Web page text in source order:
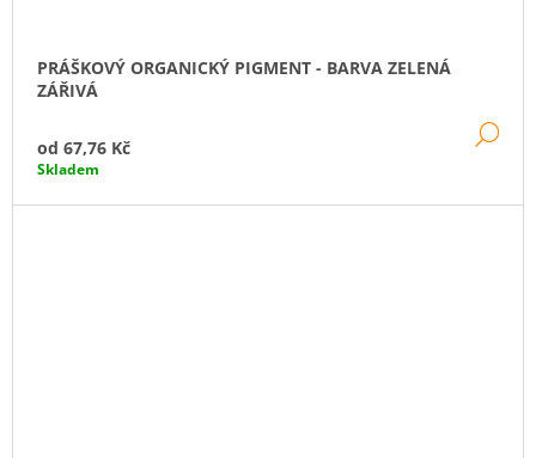
PRÁŠKOVÝ ORGANICKÝ PIGMENT - BARVA ZELENÁ
ZÁŘIVÁ
od 67,76 Kč
Skladem